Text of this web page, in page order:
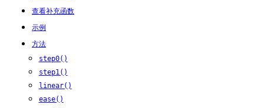
查看补充函数
示例
方法
step0()
step1()
linear()
ease()